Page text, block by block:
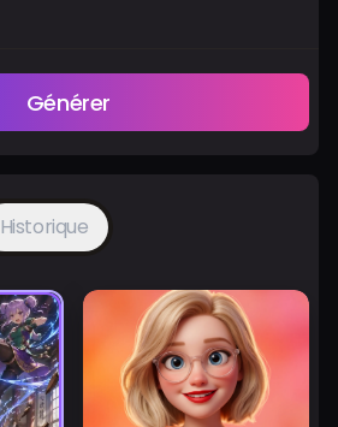
Générer
Historique